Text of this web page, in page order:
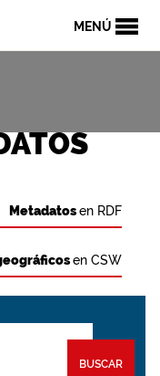
MENÚ
Metadatosen RDF
en CSW
BUSCAR